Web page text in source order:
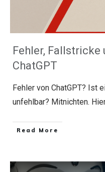
Fehler,
ChatGPT
Fehler von ChatGPT? Ist
unfehlbar? Mitnichten.
​Read More